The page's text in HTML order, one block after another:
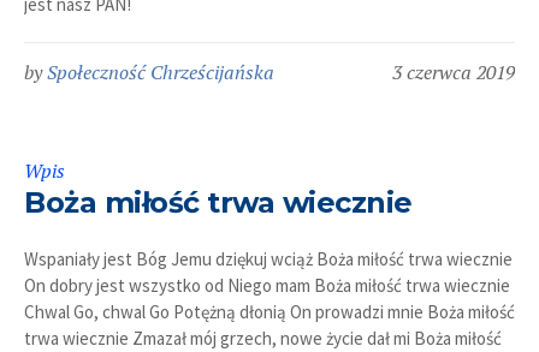
3 czerwca 2019
bySpołeczność Chrześcijańska
Wpis
Boża miłość trwa wiecznie
Wspaniały jest Bóg Jemu dziękuj wciąż Boża miłość trwa wiecznie
On dobry jest wszystko od Niego mam Boża miłość trwa wiecznie
Chwal Go, chwal Go Potężną dłonią On prowadzi mnie Boża miłość
trwa wiecznie Zmazał mój grzech, nowe życie dał mi Boża miłość